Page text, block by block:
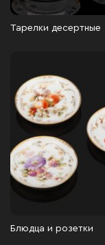
Тарелки десертные
Блюдца и розетки